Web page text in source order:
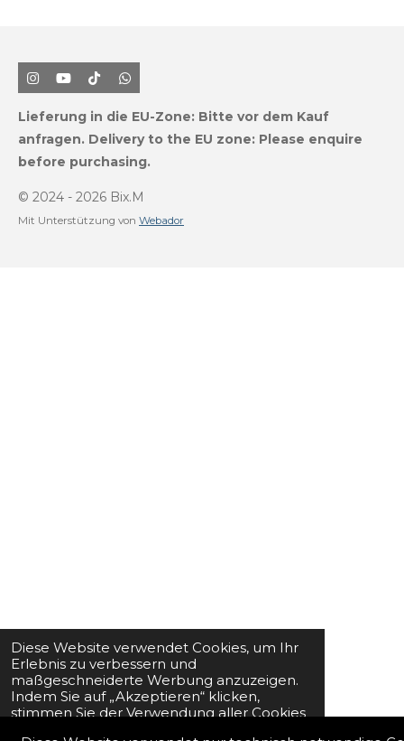
Diese Website verwendet Cookies, um Ihr
Erlebnis zu verbessern und
maßgeschneiderte Werbung anzuzeigen.
Indem Sie auf „Akzeptieren“ klicken,
stimmen Sie der Verwendung aller Cookies
I
n
t
a
r
m
Y
o
T
u
e
T
i
k
T
o
W
h
t
s
p
Lieferung in die EU-Zone: Bitte vor dem Kauf
anfragen. Delivery to the EU zone: Please enquire
before purchasing.
© 2024 - 2026 Bix.M
Mit Unterstützung von Webador